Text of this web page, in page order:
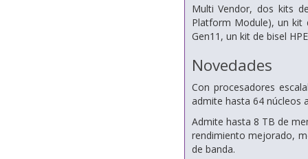
Multi Vendor, dos kits
Platform Module), un kit
Gen11, un kit de bisel
Novedades
Con procesadores
admite hasta 64 núcleos
Admite hasta 8 TB de
rendimiento mejorado,
de banda.